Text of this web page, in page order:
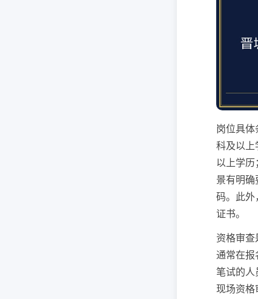
岗位具
科及以上
以上学
景有明
码。此外
证书。
资格审
通常在报
笔试的人
现场资格